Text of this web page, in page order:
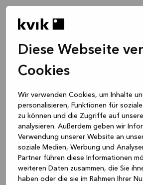
Diese Webseite
Cookies
Wir verwenden Cookies, um Inhalte
personalisieren, Funktionen für
zu können und die Zugriffe auf
analysieren. Außerdem geben wir
Verwendung unserer Website an
soziale Medien, Werbung und
Partner führen diese Informationen
weiteren Daten zusammen, die Sie
haben oder die sie im Rahmen Ihrer